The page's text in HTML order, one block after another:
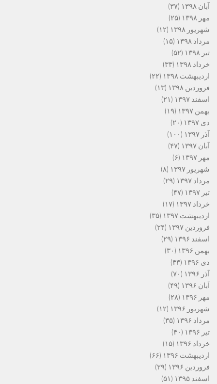
آبان ۱۳۹۸
(۳۷)
مهر ۱۳۹۸
(۲۵)
شهریور ۱۳۹۸
(۱۲)
مرداد ۱۳۹۸
(۱۵)
تیر ۱۳۹۸
(۵۲)
خرداد ۱۳۹۸
(۳۳)
اردیبهشت ۱۳۹۸
(۲۲)
فروردین ۱۳۹۸
(۱۳)
اسفند ۱۳۹۷
(۲۱)
بهمن ۱۳۹۷
(۱۹)
دی ۱۳۹۷
(۲۰)
آذر ۱۳۹۷
(۱۰۰)
آبان ۱۳۹۷
(۴۷)
مهر ۱۳۹۷
(۶)
شهریور ۱۳۹۷
(۸)
مرداد ۱۳۹۷
(۲۹)
تیر ۱۳۹۷
(۴۷)
خرداد ۱۳۹۷
(۱۷)
اردیبهشت ۱۳۹۷
(۳۵)
فروردین ۱۳۹۷
(۲۴)
اسفند ۱۳۹۶
(۲۹)
بهمن ۱۳۹۶
(۳۰)
دی ۱۳۹۶
(۴۳)
آذر ۱۳۹۶
(۷۰)
آبان ۱۳۹۶
(۴۹)
مهر ۱۳۹۶
(۲۸)
شهریور ۱۳۹۶
(۱۲)
مرداد ۱۳۹۶
(۳۵)
تیر ۱۳۹۶
(۴۰)
خرداد ۱۳۹۶
(۱۵)
اردیبهشت ۱۳۹۶
(۶۶)
فروردین ۱۳۹۶
(۲۹)
اسفند ۱۳۹۵
(۵۱)